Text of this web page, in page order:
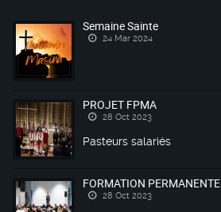
Semaine Sainte
24 Mar 2024
PROJET FPMA
28 Oct 2023
Pasteurs salariés
FORMATION PERMANENTE
28 Oct 2023